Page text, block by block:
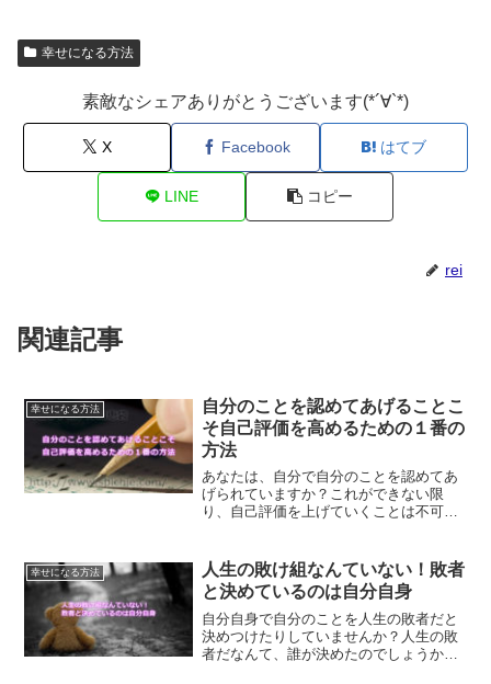
幸せになる方法
素敵なシェアありがとうございます(*´∀`*)
X Facebook はてブ
LINE コピー
rei
関連記事
幸せになる方法
自分のことを認めてあげることこ
そ自己評価を高めるための１番の
方法
あなたは、自分で自分のことを認めてあ
げられていますか？これができない限
り、自己評価を上げていくことは不可能
す。
幸せになる方法
人生の敗け組なんていない！敗者
と決めているのは自分自身
自分自身で自分のことを人生の敗者だと
決めつけたりしていませんか？人生の敗
者だなんて、誰が決めたのでしょうか？